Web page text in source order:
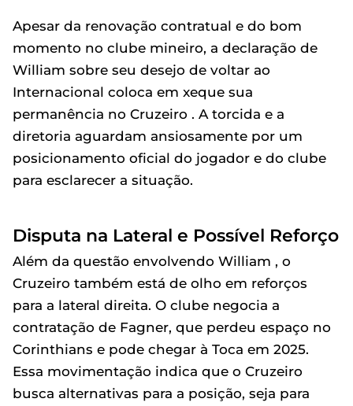
Apesar da renovação contratual e do bom
momento no clube mineiro, a declaração de
William sobre seu desejo de voltar ao
Internacional coloca em xeque sua
permanência no Cruzeiro . A torcida e a
diretoria aguardam ansiosamente por um
posicionamento oficial do jogador e do clube
para esclarecer a situação.
Disputa na Lateral e Possível Reforço
Além da questão envolvendo William , o
Cruzeiro também está de olho em reforços
para a lateral direita. O clube negocia a
contratação de Fagner, que perdeu espaço no
Corinthians e pode chegar à Toca em 2025.
Essa movimentação indica que o Cruzeiro
busca alternativas para a posição, seja para